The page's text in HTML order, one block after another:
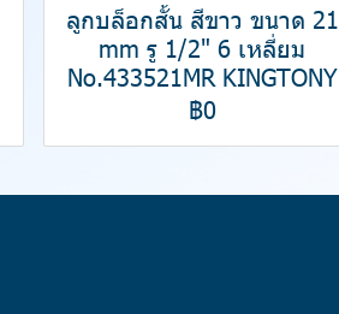
ลูกบล็อกสั้น สีขาว ขนาด 21
mm รู 1/2" 6 เหลี่ยม
No.433521MR KINGTONY
฿0